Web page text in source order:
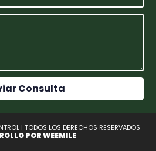
Consulta
| TODOS LOS DERECHOS RESERVADOS
PORWEEMILE